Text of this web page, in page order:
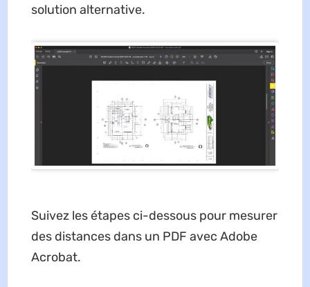
solution alternative.
Suivez les étapes ci-dessous pour mesurer
des distances dans un PDF avec Adobe
Acrobat.